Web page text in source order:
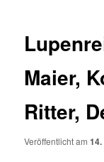
Maier,
Ritter,
Veröffentlicht am